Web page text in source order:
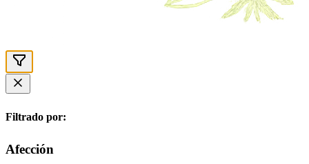
Filtrado por:
Afección